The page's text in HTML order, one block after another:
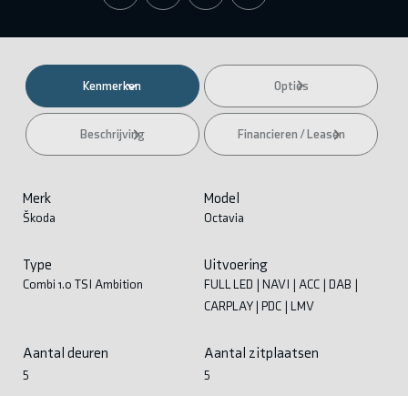
Kenmerken Opties
Beschrijving Financieren / Leasen
Merk
Škoda
Model
Octavia
Type
Combi 1.0 TSI Ambition
Uitvoering
FULL LED | NAVI | ACC | DAB |
CARPLAY | PDC | LMV
Aantal deuren
5
Aantal zitplaatsen
5